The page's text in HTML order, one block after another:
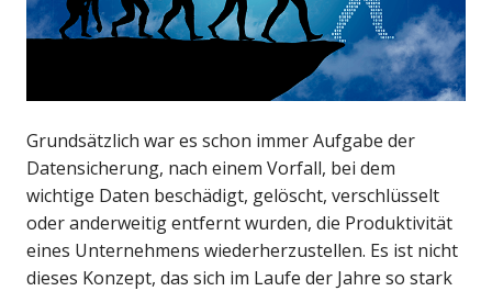
Grundsätzlich war es schon immer Aufgabe der
Datensicherung, nach einem Vorfall, bei dem
wichtige Daten beschädigt, gelöscht, verschlüsselt
oder anderweitig entfernt wurden, die Produktivität
eines Unternehmens wiederherzustellen. Es ist nicht
dieses Konzept, das sich im Laufe der Jahre so stark